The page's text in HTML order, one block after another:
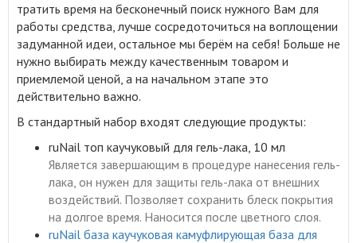
тратить время на бесконечный поиск нужного Вам для
работы средства, лучше сосредоточиться на воплощении
задуманной идеи, остальное мы берём на себя! Больше не
нужно выбирать между качественным товаром и
приемлемой ценой, а на начальном этапе это
действительно важно.
В стандартный набор входят следующие продукты:
ruNail топ каучуковый для гель-лака, 10 мл
Является завершающим в процедуре нанесения гель-
лака, он нужен для защиты гель-лака от внешних
воздействий. Позволяет сохранить блеск покрытия
на долгое время. Наносится после цветного слоя.
ruNail база каучуковая камуфлирующая база для